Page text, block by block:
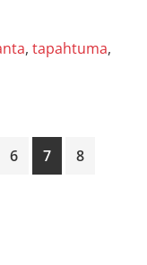
, tapahtuma,
Sivu
6 Sivu
7 Sivu
8